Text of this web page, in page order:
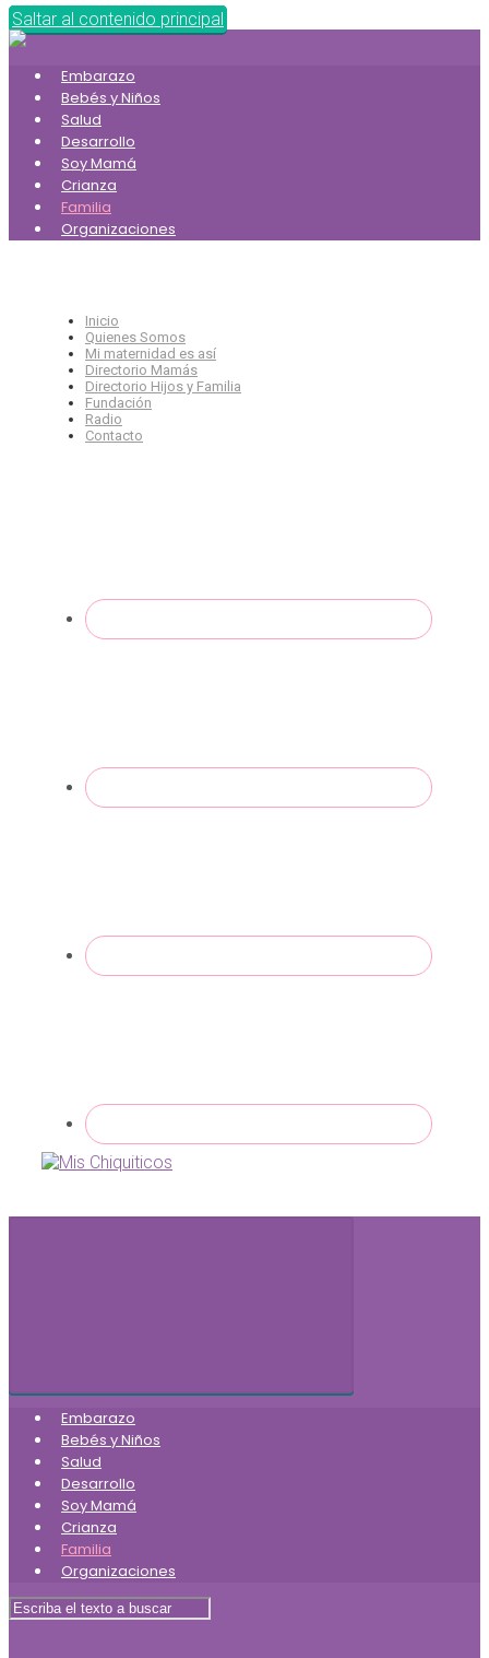
Saltar al contenido principal
Embarazo
Bebés y Niños
Salud
Desarrollo
Soy Mamá
Crianza
Familia
Organizaciones
Inicio
Quienes Somos
Mi maternidad es así
Directorio Mamás
Directorio Hijos y Familia
Fundación
Radio
Contacto
Embarazo
Bebés y Niños
Salud
Desarrollo
Soy Mamá
Crianza
Familia
Organizaciones